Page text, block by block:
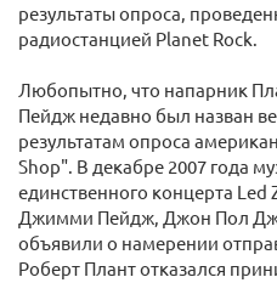
результаты опроса,
радиостанцией Planet Rock.
Любопытно, что напарник
Пейдж недавно был назван
результатам опроса
Shop". В декабре 2007 года
единственного концерта
Джимми Пейдж, Джон Пол
объявили о намерении
Роберт Плант отказался